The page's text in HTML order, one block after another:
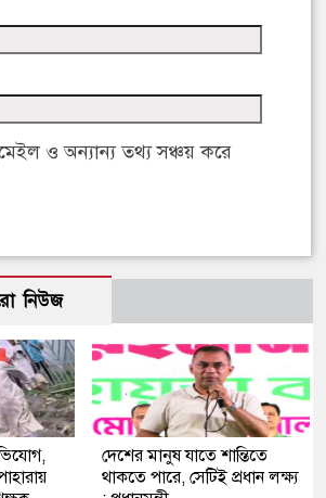
ও অন্যান্য তথ্য সঞ্চয় করে
নিউজ
দেশের মানুষ যাতে শান্তিতে
থাকতে পারে, সেটিই প্রধান লক্ষ্য